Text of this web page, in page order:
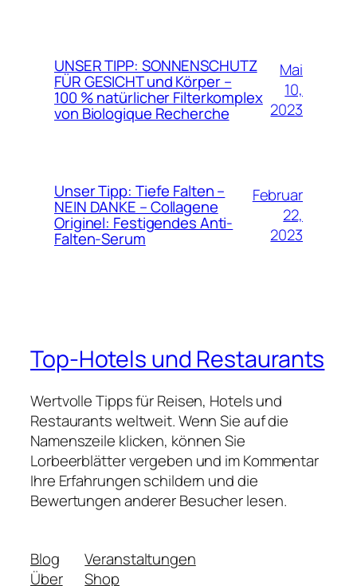
UNSER TIPP: SONNENSCHUTZ
FÜR GESICHT und Körper –
100 % natürlicher Filterkomplex
von Biologique Recherche
Mai
10,
2023
Unser Tipp: Tiefe Falten –
NEIN DANKE – Collagene
Originel: Festigendes Anti-
Falten-Serum
Februar
22,
2023
Top-Hotels und Restaurants
Wertvolle Tipps für Reisen, Hotels und
Restaurants weltweit. Wenn Sie auf die
Namenszeile klicken, können Sie
Lorbeerblätter vergeben und im Kommentar
Ihre Erfahrungen schildern und die
Bewertungen anderer Besucher lesen.
Blog
Über
Veranstaltungen
Shop